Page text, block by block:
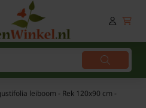
leiboom - Rek 120x90 cm -